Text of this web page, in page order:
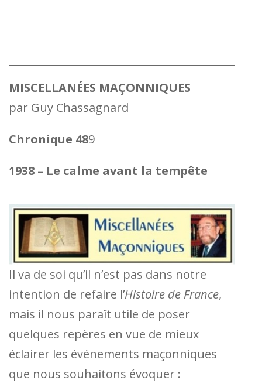
MISCELLANÉES MAÇONNIQUES
par Guy Chassagnard
Chronique 489
1938 – Le calme avant la tempête
Il va de soi qu’il n’est pas dans notre
intention de refaire l’Histoire de France,
mais il nous paraît utile de poser
quelques repères en vue de mieux
éclairer les événements maçonniques
que nous souhaitons évoquer :